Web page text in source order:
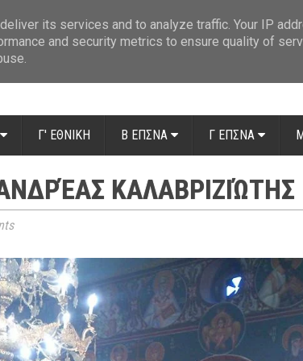
Γ' ΕΘΝΙΚΗ Β ΕΠΣΝΑ Γ ΕΠΣΝΑ
ΚΑΛΑΒΡΙΖΙΏΤΗΣ
its services and to analyze traffic. Your IP
and security metrics to ensure quality of